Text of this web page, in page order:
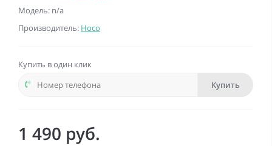
Модель: n/a
Производитель: Hoco
Купить в один клик
Купить
1 490 руб.